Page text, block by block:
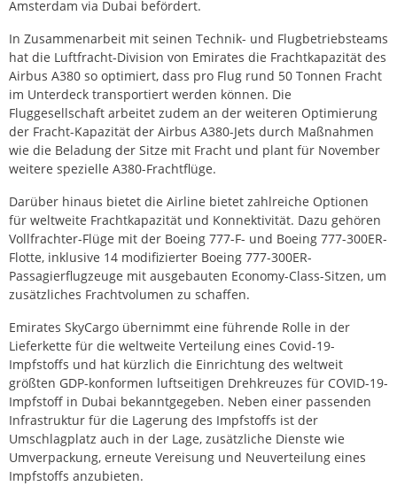
Amsterdam via Dubai befördert.
In Zusammenarbeit mit seinen Technik- und Flugbetriebsteams
hat die Luftfracht-Division von Emirates die Frachtkapazität des
Airbus A380 so optimiert, dass pro Flug rund 50 Tonnen Fracht
im Unterdeck transportiert werden können. Die
Fluggesellschaft arbeitet zudem an der weiteren Optimierung
der Fracht-Kapazität der Airbus A380-Jets durch Maßnahmen
wie die Beladung der Sitze mit Fracht und plant für November
weitere spezielle A380-Frachtflüge.
Darüber hinaus bietet die Airline bietet zahlreiche Optionen
für weltweite Frachtkapazität und Konnektivität. Dazu gehören
Vollfrachter-Flüge mit der Boeing 777-F- und Boeing 777-300ER-
Flotte, inklusive 14 modifizierter Boeing 777-300ER-
Passagierflugzeuge mit ausgebauten Economy-Class-Sitzen, um
zusätzliches Frachtvolumen zu schaffen.
Emirates SkyCargo übernimmt eine führende Rolle in der
Lieferkette für die weltweite Verteilung eines Covid-19-
Impfstoffs und hat kürzlich die Einrichtung des weltweit
größten GDP-konformen luftseitigen Drehkreuzes für COVID-19-
Impfstoff in Dubai bekanntgegeben. Neben einer passenden
Infrastruktur für die Lagerung des Impfstoffs ist der
Umschlagplatz auch in der Lage, zusätzliche Dienste wie
Umverpackung, erneute Vereisung und Neuverteilung eines
Impfstoffs anzubieten.